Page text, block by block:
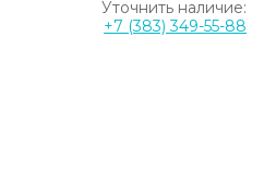
Уточнить наличие:
+7 (383) 349-55-88